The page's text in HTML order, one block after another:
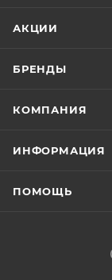
АКЦИИ
БРЕНДЫ
КОМПАНИЯ
ИНФОРМАЦИЯ
ПОМОЩЬ